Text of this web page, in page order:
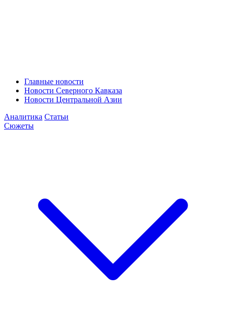
Главные новости
Новости Северного Кавказа
Новости Центральной Азии
Аналитика Статьи
Сюжеты